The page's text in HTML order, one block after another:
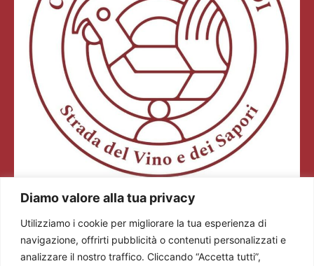
Diamo valore alla tua privacy
Utilizziamo i cookie per migliorare la tua esperienza di
navigazione, offrirti pubblicità o contenuti personalizzati e
analizzare il nostro traffico. Cliccando “Accetta tutti”,
Colli dei Longobardi Strada del Vino e dei Sapori
Via Tommaseo, 2/a 25128 Brescia (BS)
Tel. +39 0308360883
E-mail: info@stradadelvinocollideilongobardi.it